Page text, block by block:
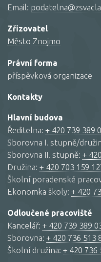
Email:
Zřizovatel
Město Znojmo
Právní forma
příspěvková organizace
Kontakty
Hlavní budova
Ředitelna: + 420 739 389
Sborovna I. stupně/
Sborovna II. stupně: +
Družina: + 420 703 159
Školní poradenské
Ekonomka školy: + 420
Odloučené pracoviště
Kancelář: + 420 739 389
Sborovna: + 420 736 513
Školní družina: + 420 736